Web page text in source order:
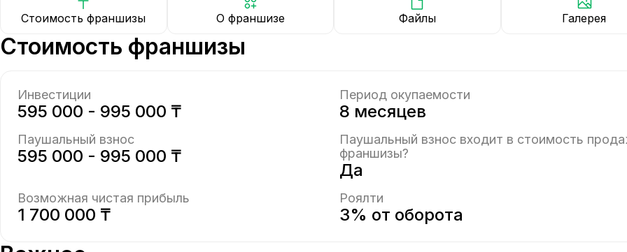
Стоимость франшизы О франшизе Файлы Галерея
Стоимость франшизы
Инвестиции
595 000 - 995 000 ₸
Период окупаемости
8 месяцев
Паушальный взнос
595 000 - 995 000 ₸
Паушальный взнос входит в стоимость
франшизы?
Да
Возможная чистая прибыль
1 700 000 ₸
Роялти
3% от оборота